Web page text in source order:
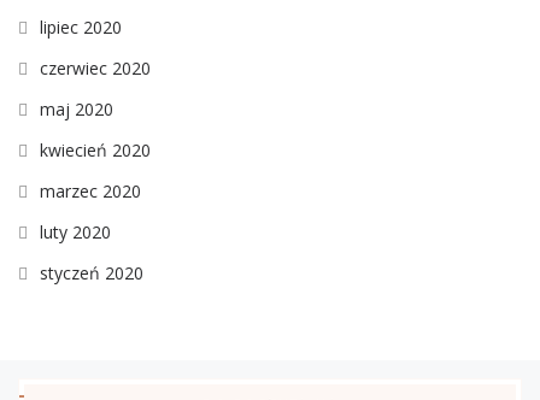
lipiec 2020
czerwiec 2020
maj 2020
kwiecień 2020
marzec 2020
luty 2020
styczeń 2020